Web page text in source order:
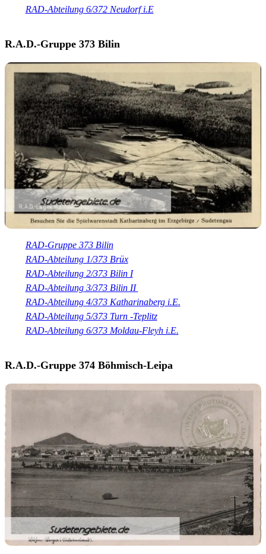
RAD-Abteilung 6/372 Neudorf i.E
R.A.D.-Gruppe 373 Bilin
RAD-Gruppe 373 Bilin
RAD-Abteilung 1/373 Brüx
RAD-Abteilung 2/373 Bilin I
RAD-Abteilung 3/373 Bilin II
RAD-Abteilung 4/373 Katharinaberg i.E.
RAD-Abteilung 5/373 Turn -Teplitz
RAD-Abteilung 6/373 Moldau-Fleyh i.E.
R.A.D.-Gruppe 374 Böhmisch-Leipa